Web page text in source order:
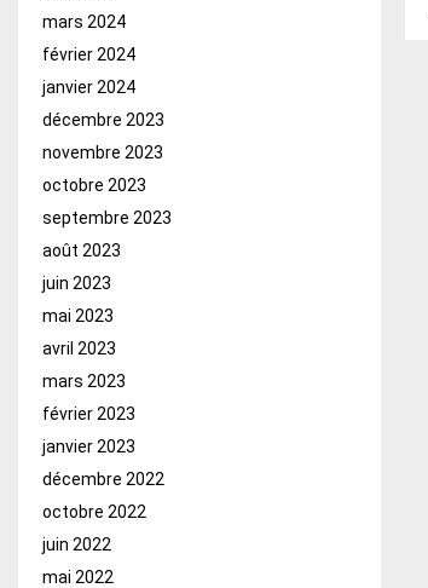
mars 2024
février 2024
janvier 2024
décembre 2023
novembre 2023
octobre 2023
septembre 2023
août 2023
juin 2023
mai 2023
avril 2023
mars 2023
février 2023
janvier 2023
décembre 2022
octobre 2022
juin 2022
mai 2022